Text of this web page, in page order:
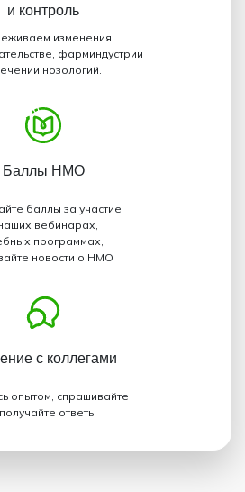
и контроль
изменения
фарминдустрии
нозологий.
Баллы НМО
баллы за участие
вебинарах,
программах,
новости о НМО
с коллегами
опытом, спрашивайте
ответы